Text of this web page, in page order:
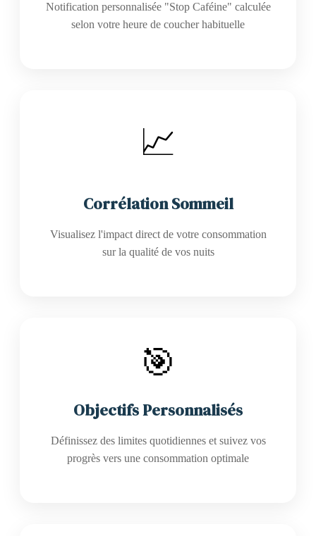
Notification personnalisée "Stop Caféine" calculée
selon votre heure de coucher habituelle
📈
Corrélation Sommeil
Visualisez l'impact direct de votre consommation
sur la qualité de vos nuits
🎯
Objectifs Personnalisés
Définissez des limites quotidiennes et suivez vos
progrès vers une consommation optimale